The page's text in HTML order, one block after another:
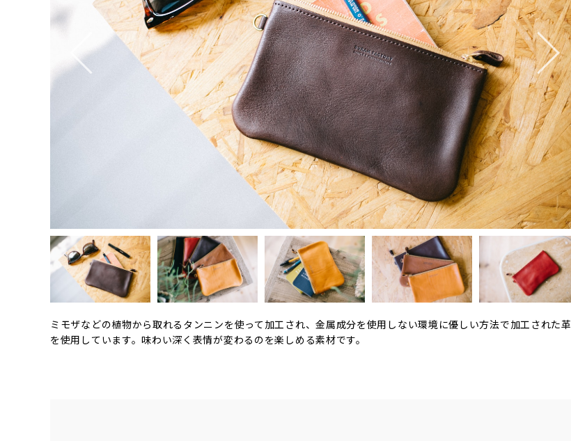
ミモザなどの植物から取れるタンニンを使って加工され、金属成分を使用しない環境に優しい方法で加工された革
を使用しています。味わい深く表情が変わるのを楽しめる素材です。